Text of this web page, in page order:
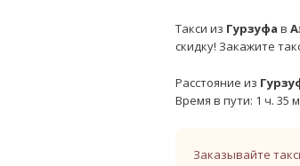
Такси из Гурзуфа в
скидку! Закажите
Расстояние из
Время в пути: 1 ч. 35
Заказывайте